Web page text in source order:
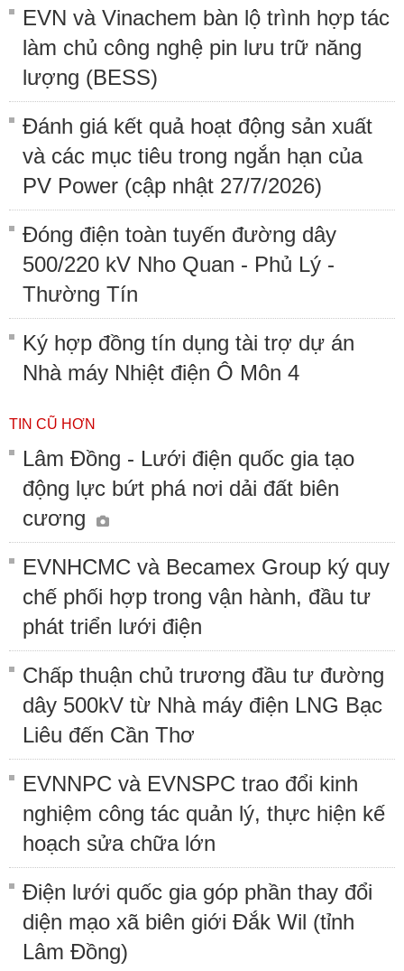
EVN và Vinachem bàn lộ trình hợp tác
làm chủ công nghệ pin lưu trữ năng
lượng (BESS)
Đánh giá kết quả hoạt động sản xuất
và các mục tiêu trong ngắn hạn của
PV Power (cập nhật 27/7/2026)
Đóng điện toàn tuyến đường dây
500/220 kV Nho Quan - Phủ Lý -
Thường Tín
Ký hợp đồng tín dụng tài trợ dự án
Nhà máy Nhiệt điện Ô Môn 4
TIN CŨ HƠN
Lâm Đồng - Lưới điện quốc gia tạo
động lực bứt phá nơi dải đất biên
cương
EVNHCMC và Becamex Group ký quy
chế phối hợp trong vận hành, đầu tư
phát triển lưới điện
Chấp thuận chủ trương đầu tư đường
dây 500kV từ Nhà máy điện LNG Bạc
Liêu đến Cần Thơ
EVNNPC và EVNSPC trao đổi kinh
nghiệm công tác quản lý, thực hiện kế
hoạch sửa chữa lớn
Điện lưới quốc gia góp phần thay đổi
diện mạo xã biên giới Đắk Wil (tỉnh
Lâm Đồng)